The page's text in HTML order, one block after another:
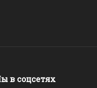
в соцсетях